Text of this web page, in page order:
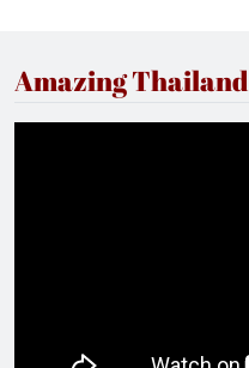
Amazing Thailand